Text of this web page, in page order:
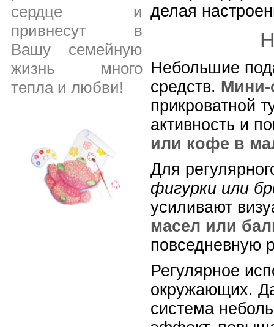
сердце и
привнесут в
Вашу семейную
жизнь много
тепла и любви!
делая
Небольшие
средств. Мини-
прикроватной
активность и
или кофе в
Для
фигурки или
усиливают
масел или
повседневную
Регулярное
окружающих.
система